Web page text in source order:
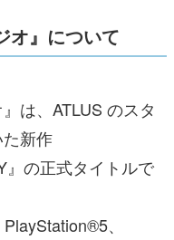
オ』について
は、ATLUS のスタ
新作
』の正式タイトルで
、